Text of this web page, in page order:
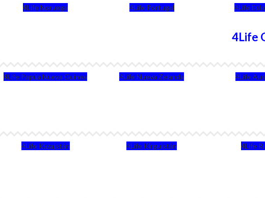
4Life Noruega 4Life Portugal 4Life
4Life
4Life Papúa Nueva Guinea 4Life Nueva Zelanda 4Life
4Life Kazajstán 4Life Kirguistán 4Life